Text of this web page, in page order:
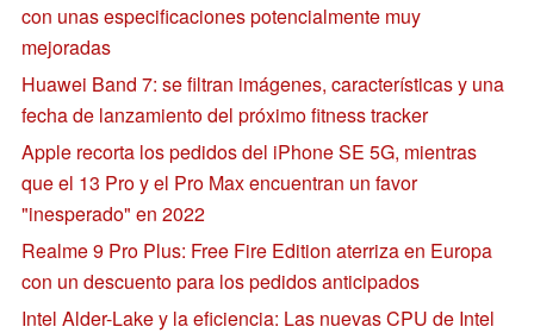
con unas especificaciones potencialmente muy
mejoradas
Huawei Band 7: se filtran imágenes, características y una
fecha de lanzamiento del próximo fitness tracker
Apple recorta los pedidos del iPhone SE 5G, mientras
que el 13 Pro y el Pro Max encuentran un favor
"inesperado" en 2022
Realme 9 Pro Plus: Free Fire Edition aterriza en Europa
con un descuento para los pedidos anticipados
Intel Alder-Lake y la eficiencia: Las nuevas CPU de Intel